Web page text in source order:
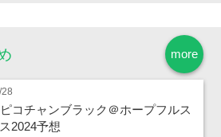
more
コチャンブラック＠ホープフルス
2024予想